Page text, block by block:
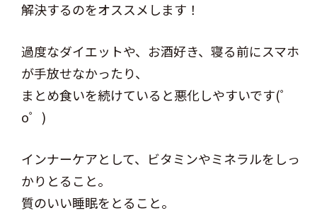
解決するのをオススメします！
過度なダイエットや、お酒好き、寝る前にスマホ
が手放せなかったり、
まとめ食いを続けていると悪化しやすいです(゜
o゜)
インナーケアとして、ビタミンやミネラルをしっ
かりとること。
質のいい睡眠をとること。